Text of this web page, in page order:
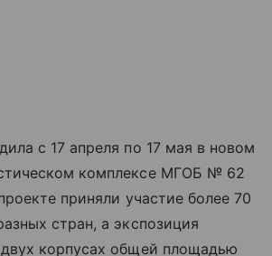
с 17 апреля по 17 мая в новом
комплексе МГОБ № 62
приняли участие более 70
стран, а экспозиция
корпусах общей площадью